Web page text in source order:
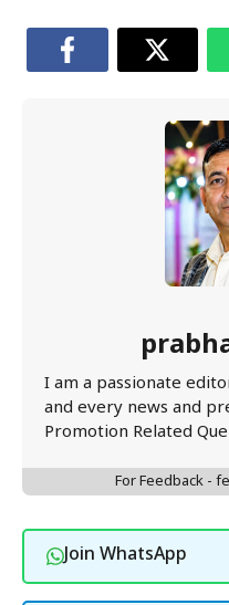
I am a passionate
and every news and
Promotion Related
For Feedback -
Join WhatsApp